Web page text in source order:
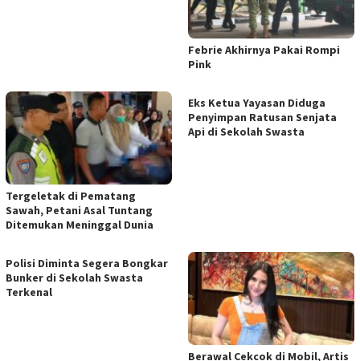
Febrie Akhirnya Pakai Rompi
Pink
Tergeletak di Pematang
Sawah, Petani Asal Tuntang
Ditemukan Meninggal Dunia
Eks Ketua Yayasan Diduga
Penyimpan Ratusan Senjata
Api di Sekolah Swasta
Polisi Diminta Segera Bongkar
Bunker di Sekolah Swasta
Terkenal
Berawal Cekcok di Mobil, Artis